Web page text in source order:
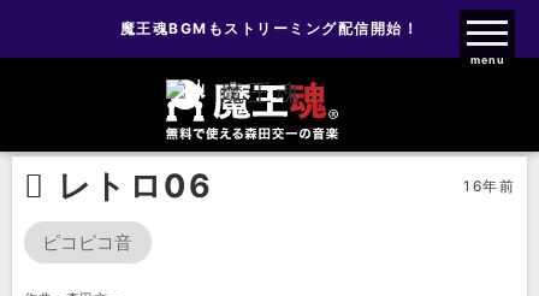
魔王魂ファンクラブ
魔王魂BGMもストリーミング配信開始！
menu
ファミコン風効果音
レトロ06 16年前
ピコピコ音